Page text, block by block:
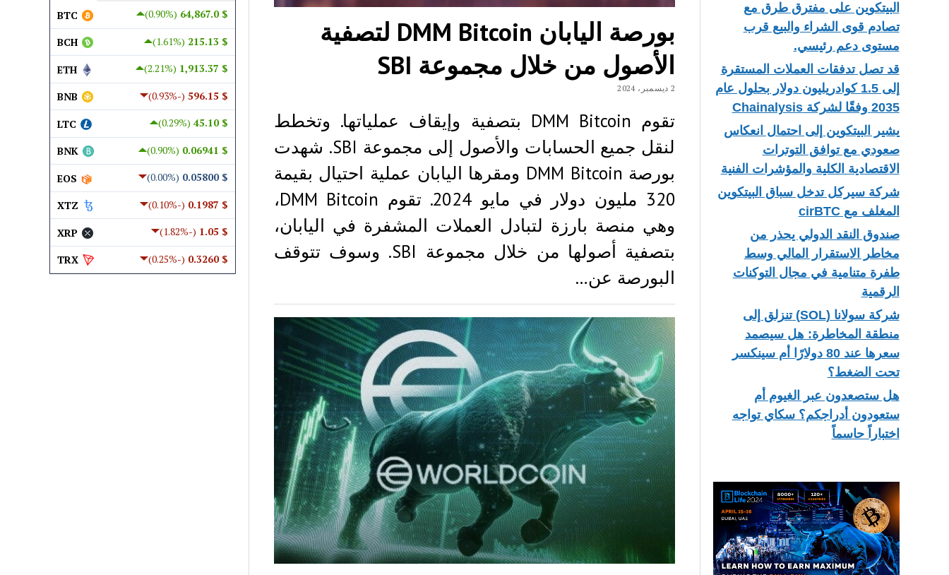
البيتكوين على مفترق طرق مع
تصادم قوى الشراء والبيع قرب
مستوى دعم رئيسي.
قد تصل تدفقات العملات المستقرة
إلى 1.5 كوادريليون دولار بحلول عام
2035 وفقًا لشركة Chainalysis
يشير البيتكوين إلى احتمال انعكاس
صعودي مع توافق التوترات
الاقتصادية الكلية والمؤشرات الفنية
شركة سيركل تدخل سباق البيتكوين
المغلف مع cirBTC
صندوق النقد الدولي يحذر من
مخاطر الاستقرار المالي وسط
طفرة متنامية في مجال التوكنات
الرقمية
شركة سولانا (SOL) تنزلق إلى
منطقة المخاطرة: هل سيصمد
سعرها عند 80 دولارًا أم سينكسر
تحت الضغط؟
هل ستصعدون عبر الغيوم أم
ستعودون أدراجكم؟ سكاي تواجه
اختباراً حاسماً
بورصة اليابان DMM Bitcoin لتصفية
الأصول من خلال مجموعة SBI
2 ديسمبر، 2024
تقوم DMM Bitcoin بتصفية وإيقاف عملياتها. وتخطط
لنقل جميع الحسابات والأصول إلى مجموعة SBI. شهدت
بورصة DMM Bitcoin ومقرها اليابان عملية احتيال بقيمة
320 مليون دولار في مايو 2024. تقوم DMM Bitcoin،
وهي منصة بارزة لتبادل العملات المشفرة في اليابان،
بتصفية أصولها من خلال مجموعة SBI. وسوف تتوقف
البورصة عن…
$ 64,867.0
(0.90%)
BTC
$ 215.13
(1.61%)
BCH
$ 1,913.37
(2.21%)
ETH
$ 596.15
(-0.93%)
BNB
$ 45.10
(0.29%)
LTC
$ 0.06941
(0.90%)
BNK
$ 0.05800
(0.00%)
EOS
$ 0.1987
(-0.10%)
XTZ
$ 1.05
(-1.82%)
XRP
$ 0.3260
(-0.25%)
TRX